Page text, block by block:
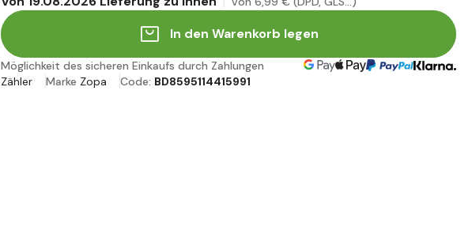
In den Warenkorb legen
Möglichkeit des sicheren Einkaufs durch Zahlungen
Zähler
Marke Zopa Code: BD8595114415991